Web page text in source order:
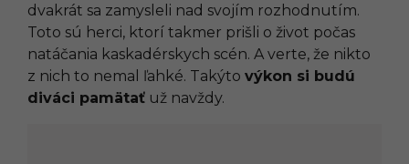
dvakrát sa zamysleli nad svojím rozhodnutím.
Toto sú herci, ktorí takmer prišli o život počas
natáčania kaskadérskych scén. A verte, že nikto
z nich to nemal ľahké. Takýto výkon si budú
diváci pamätať už navždy.